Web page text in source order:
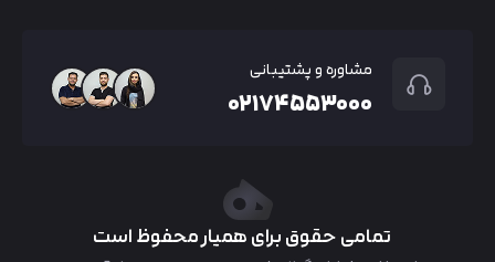
مشاوره و پشتیبانی
۰۲۱۷۴۵۵۳۰۰۰
تمامی حقوق برای همیار محفوظ است